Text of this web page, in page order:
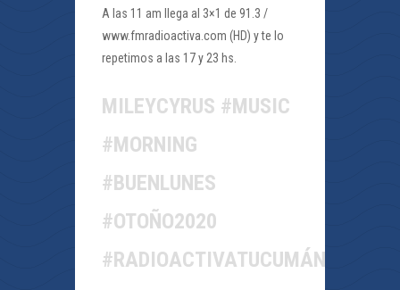
A las 11 am llega al 3×1 de 91.3 /
www.fmradioactiva.com (HD) y te lo
repetimos a las 17 y 23 hs.
MILEYCYRUS #MUSIC
#MORNING
#BUENLUNES
#OTOÑO2020
#RADIOACTIVATUCUMÁN